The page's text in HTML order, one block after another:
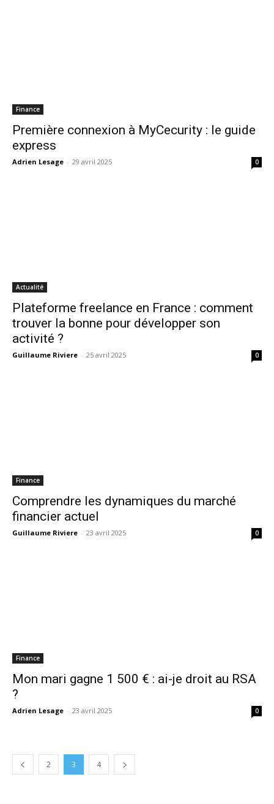
Finance
Première connexion à MyCecurity : le guide
express
Adrien Lesage - 29 avril 2025 0
Actualité
Plateforme freelance en France : comment
trouver la bonne pour développer son
activité ?
Guillaume Riviere - 25 avril 2025 0
Finance
Comprendre les dynamiques du marché
financier actuel
Guillaume Riviere - 23 avril 2025 0
Finance
Mon mari gagne 1 500 € : ai-je droit au RSA
?
Adrien Lesage - 23 avril 2025 0
2 3 4